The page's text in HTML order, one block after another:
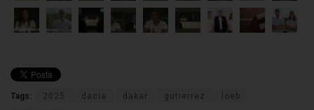
Tags: 2025 dacia dakar gutierrez loeb